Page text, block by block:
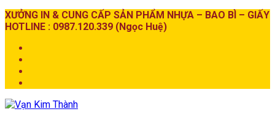
XƯỞNG IN & CUNG CẤP SẢN PHẨM NHỰA – BAO BÌ – GIẤY
HOTLINE : 0987.120.339 (Ngọc Huệ)